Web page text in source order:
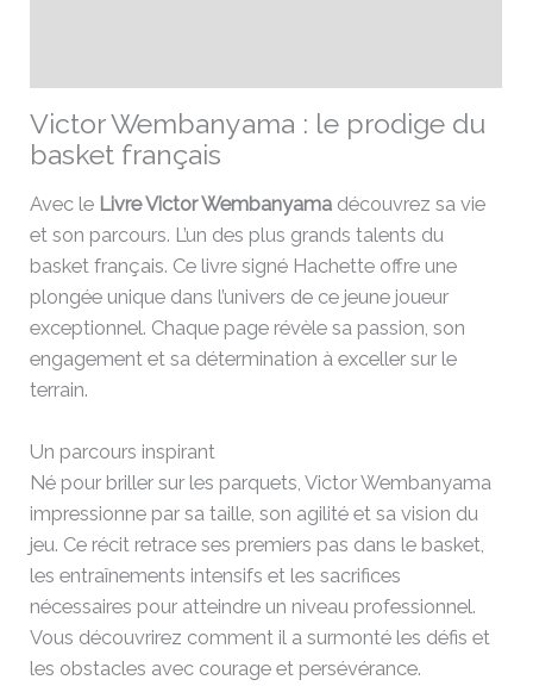
Victor Wembanyama : le prodige du
basket français
Avec le Livre Victor Wembanyama découvrez sa vie
et son parcours. L’un des plus grands talents du
basket français. Ce livre signé Hachette offre une
plongée unique dans l’univers de ce jeune joueur
exceptionnel. Chaque page révèle sa passion, son
engagement et sa détermination à exceller sur le
terrain.
Un parcours inspirant
Né pour briller sur les parquets, Victor Wembanyama
impressionne par sa taille, son agilité et sa vision du
jeu. Ce récit retrace ses premiers pas dans le basket,
les entraînements intensifs et les sacrifices
nécessaires pour atteindre un niveau professionnel.
Vous découvrirez comment il a surmonté les défis et
les obstacles avec courage et persévérance.